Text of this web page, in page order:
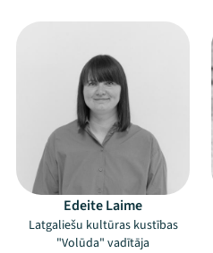
Edeite Laime
Latgaliešu kultūras kustības
"Volūda" vadītāja